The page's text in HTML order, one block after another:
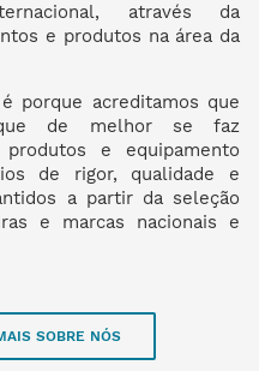
através da
e produtos na área da
porque acreditamos que
de melhor se faz
e equipamento
de rigor, qualidade e
a partir da seleção
e marcas nacionais e
SOBRE NÓS